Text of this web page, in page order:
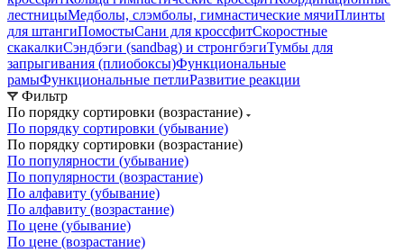
лестницыМедболы, слэмболы, гимнастические мячиПлинты
для штангиПомостыСани для кроссфитСкоростные
скакалкиСэндбэги (sandbag) и стронгбэгиТумбы для
запрыгивания (плиобоксы)Функциональные
рамыФункциональные петлиРазвитие реакции
Фильтр
По порядку сортировки (возрастание)
По порядку сортировки (убывание)
По порядку сортировки (возрастание)
По популярности (убывание)
По популярности (возрастание)
По алфавиту (убывание)
По алфавиту (возрастание)
По цене (убывание)
По цене (возрастание)